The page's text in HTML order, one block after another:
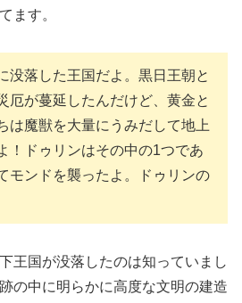
ます。
没落した王国だよ。黒日王朝と
厄が蔓延したんだけど、黄金と
は魔獣を大量にうみだして地上
！ドゥリンはその中の1つであ
モンドを襲ったよ。ドゥリンの
王国が没落したのは知っていまし
の中に明らかに高度な文明の建造